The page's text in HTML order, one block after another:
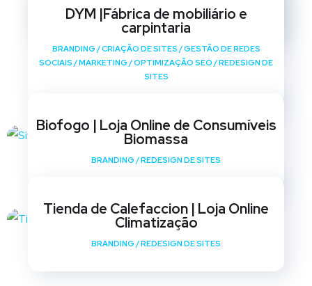
SITES
DYM |Fábrica de mobiliário e
carpintaria
BRANDING /CRIAÇÃO DE SITES /GESTÃO DE REDES
SOCIAIS /MARKETING /OPTIMIZAÇÃO SEO /REDESIGN DE
SITES
Biofogo | Loja Online de Consumíveis
Biomassa
BRANDING /REDESIGN DE SITES
Tienda de Calefaccion | Loja Online
Climatização
BRANDING /REDESIGN DE SITES